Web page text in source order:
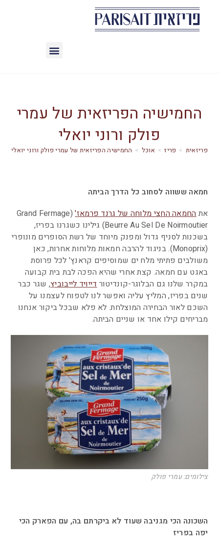
החמישיה הפריזאית של עמרי
פולק ורוני יואלי
> פריז > אוכל > החמישיה הפריזאית של עמרי פולק ורוני יואלי
חמאה ששווה לסחוב כל הדרך הביתה
אתהחמאה החצי מלוחה של גרנד פרמאז' (Grand Fermage
Beurre Au Sel De Noirmoutier) גילינו כשגרנו בפריז,
בשכנות לסניף גדול ומפנק מיוחד של רשת הסופרים מונופרי
(Monoprix). בניגוד להרבה חמאות מלוחות אחרות, כאן
משולבים פתיתי מלח ים שמוסיפים קראנץ' לכל פרוסת
באגט עם חמאה. קצת אחרי שהיא הפכה לבת בית קבועה
במקרר שלנו גם הבלוגר-קונדיטורדייויד לייבוביץ, שגר כבר
שנים בפריז, המליץ עליה ואפשר לנו לטפוח לעצמנו על
השכם לאור הבחירה המוצלחת. לא פלא שבכל ביקור אנחנו
מבריחים קילו אחד או שניים הביתה.
צילומים: עמרי פולק
השכונה הכי מגניבה שעוד לא ביקרתם בה, עם הפארק הכי
יפה בפריז